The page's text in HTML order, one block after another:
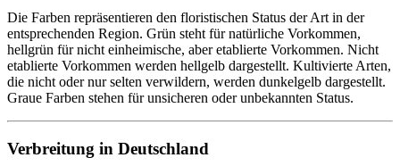
Die Farben repräsentieren den floristischen Status der Art in der
entsprechenden Region. Grün steht für natürliche Vorkommen,
hellgrün für nicht einheimische, aber etablierte Vorkommen. Nicht
etablierte Vorkommen werden hellgelb dargestellt. Kultivierte Arten,
die nicht oder nur selten verwildern, werden dunkelgelb dargestellt.
Graue Farben stehen für unsicheren oder unbekannten Status.
Verbreitung in Deutschland